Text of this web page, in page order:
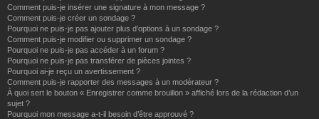
Comment puis-je insérer une signature à mon message ?
Comment puis-je créer un sondage ?
Pourquoi ne puis-je pas ajouter plus d’options à un sondage ?
Comment puis-je modifier ou supprimer un sondage ?
Pourquoi ne puis-je pas accéder à un forum ?
Pourquoi ne puis-je pas transférer de pièces jointes ?
Pourquoi ai-je reçu un avertissement ?
Comment puis-je rapporter des messages à un modérateur ?
À quoi sert le bouton « Enregistrer comme brouillon » affiché lors de la rédaction d’un
sujet ?
Pourquoi mon message a-t-il besoin d’être approuvé ?